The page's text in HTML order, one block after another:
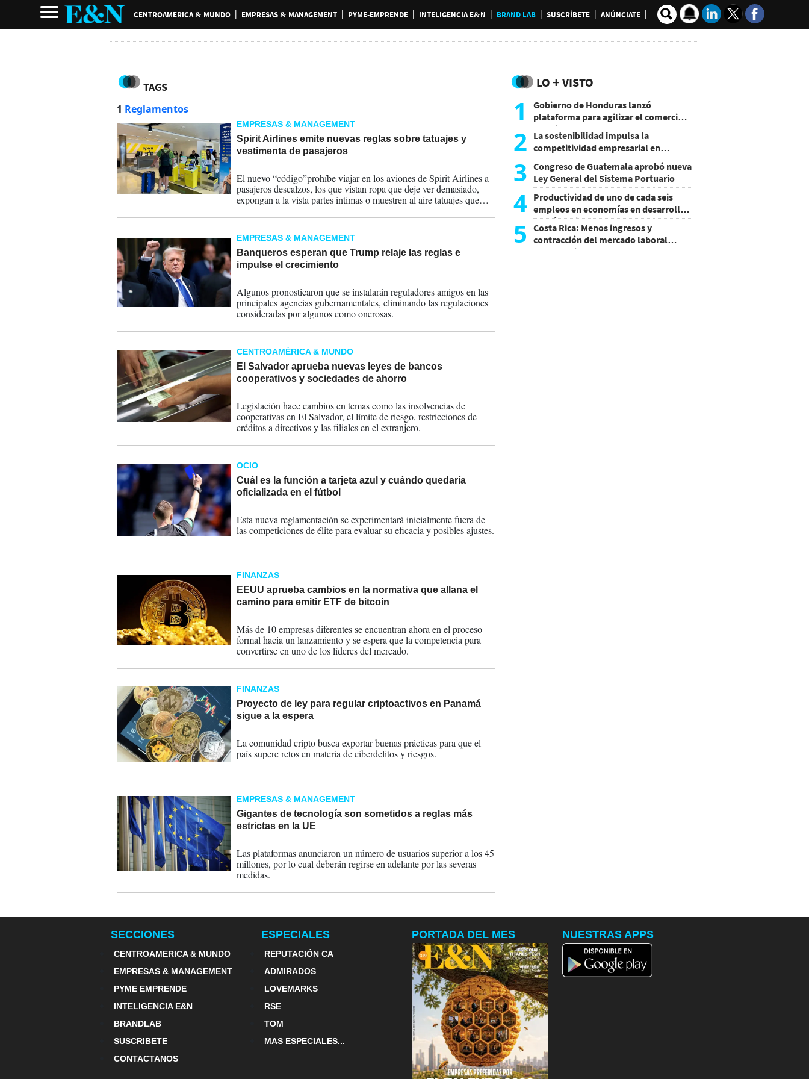
CENTROAMERICA & MUNDO EMPRESAS & MANAGEMENT PYME-EMPRENDE INTELIGENCIA E&N BRAND LAB SUSCRÍBETE ANÚNCIATE
TAGS
1 Reglamentos
EMPRESAS & MANAGEMENT
Spirit Airlines emite nuevas reglas sobre tatuajes y
vestimenta de pasajeros
El nuevo “código”prohíbe viajar en los aviones de Spirit Airlines a
pasajeros descalzos, los que vistan ropa que deje ver demasiado,
expongan a la vista partes íntimas o muestren al aire tatuajes que
EMPRESAS & MANAGEMENT
Banqueros esperan que Trump relaje las reglas e
impulse el crecimiento
Algunos pronosticaron que se instalarán reguladores amigos en las
principales agencias gubernamentales, eliminando las regulaciones
consideradas por algunos como onerosas.
CENTROAMÉRICA & MUNDO
El Salvador aprueba nuevas leyes de bancos
cooperativos y sociedades de ahorro
Legislación hace cambios en temas como las insolvencias de
cooperativas en El Salvador, el límite de riesgo, restricciones de
créditos a directivos y las filiales en el extranjero.
OCIO
Cuál es la función a tarjeta azul y cuándo quedaría
oficializada en el fútbol
Esta nueva reglamentación se experimentará inicialmente fuera de
las competiciones de élite para evaluar su eficacia y posibles ajustes.
FINANZAS
EEUU aprueba cambios en la normativa que allana el
camino para emitir ETF de bitcoin
Más de 10 empresas diferentes se encuentran ahora en el proceso
formal hacia un lanzamiento y se espera que la competencia para
convertirse en uno de los líderes del mercado.
FINANZAS
Proyecto de ley para regular criptoactivos en Panamá
sigue a la espera
La comunidad cripto busca exportar buenas prácticas para que el
país supere retos en materia de ciberdelitos y riesgos.
EMPRESAS & MANAGEMENT
Gigantes de tecnología son sometidos a reglas más
estrictas en la UE
Las plataformas anunciaron un número de usuarios superior a los 45
millones, por lo cual deberán regirse en adelante por las severas
medidas.
LO + VISTO
1
Gobierno de Honduras lanzó
plataforma para agilizar el comercio
exterior
2 La sostenibilidad impulsa la
competitividad empresarial en
Guatemala
3 Congreso de Guatemala aprobó nueva
Ley General del Sistema Portuario
4 Productividad de uno de cada seis
empleos en economías en desarrollo
podría mejorar por la IA
5
Costa Rica: Menos ingresos y
contracción del mercado laboral
causan baja del consumo
SECCIONES
CENTROAMERICA & MUNDO
EMPRESAS & MANAGEMENT
PYME EMPRENDE
INTELIGENCIA E&N
BRANDLAB
SUSCRIBETE
CONTACTANOS
ESPECIALES
REPUTACIÓN CA
ADMIRADOS
LOVEMARKS
RSE
TOM
MAS ESPECIALES...
PORTADA DEL MES NUESTRAS APPS